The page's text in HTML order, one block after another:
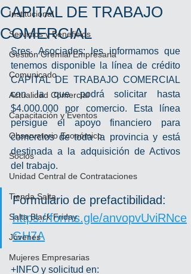
Institucional
Servicios y Beneficios
Gestión Gremial Empresaria
Comunicado
Actualidad Comercial
Capacitación y Eventos
Observatorio Económico
Socios
Unidad Central de Contrataciones
Tienda Salta
Salta Black Friday
Jóvenes
Mujeres Empresarias
CAPITAL DE TRABAJO
COMERCIAL
Sres. Asociados: les informamos que
tenemos disponible la línea de crédito
CAPITAL DE TRABAJO COMERCIAL
con la que podrá solicitar hasta
$4.000.000 por comercio. Esta línea
persigue el apoyo financiero para
comercios de toda la provincia y está
destinada a la adquisición de Activos
del trabajo.
Formulario de prefactibilidad:
https://forms.gle/anvopvUviRNce
GH7A
+INFO y solicitud en: